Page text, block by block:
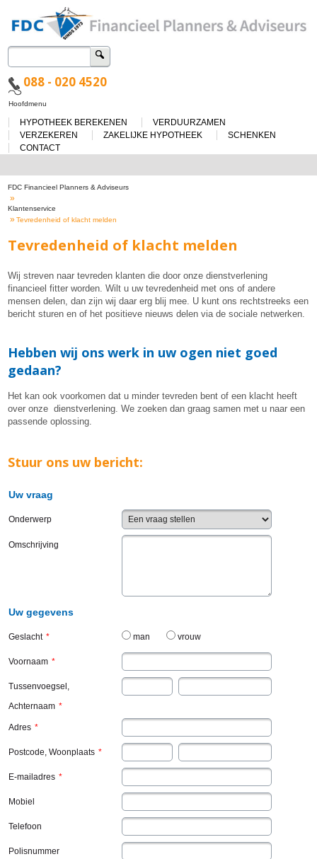
Zoeken
naar:
088 - 020 4520
Spring
inhoud
Hoofdmenu
HYPOTHEEK BEREKENEN
VERDUURZAMEN
VERZEKEREN
ZAKELIJKE HYPOTHEEK
SCHENKEN
CONTACT
FDC Financieel Planners & Adviseurs
»
Klantenservice
» Tevredenheid of klacht melden
Tevredenheid of klacht melden
Wij streven naar tevreden klanten die door onze dienstverlening
financieel fitter worden. Wilt u uw tevredenheid met ons of andere
mensen delen, dan zijn wij daar erg blij mee. U kunt ons rechtstreeks een
bericht sturen en of het positieve nieuws delen via de sociale netwerken.
Hebben wij ons werk in uw ogen niet goed
gedaan?
Het kan ook voorkomen dat u minder tevreden bent of een klacht heeft
over onze dienstverlening. We zoeken dan graag samen met u naar een
passende oplossing.
Stuur ons uw bericht:
Uw vraag
Onderwerp
Omschrijving
Uw gegevens
Geslacht * man vrouw
Voornaam *
Tussenvoegsel,
Achternaam *
Adres *
Postcode, Woonplaats *
E-mailadres *
Mobiel
Telefoon
Polisnummer